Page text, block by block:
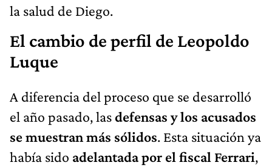
la salud de Diego.
El cambio de perfil de Leopoldo
Luque
A diferencia del proceso que se desarrolló
el año pasado, lasdefensas y los acusados
se muestran más sólidos. Esta situación ya
había sido adelantada por el fiscal Ferrari,